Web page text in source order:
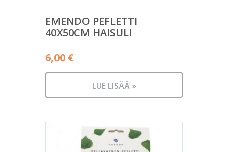
EMENDO PEFLETTI
40X50CM HAISULI
6,00 €
LUE LISÄÄ »